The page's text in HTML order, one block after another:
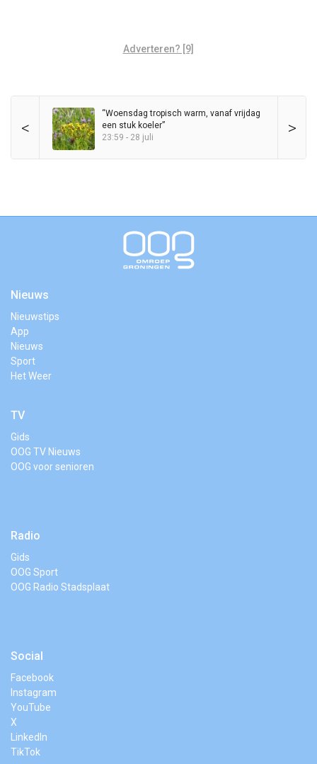
Adverteren? [9]
< >
“Woensdag tropisch warm, vanaf vrijdag
een stuk koeler”
23:59 - 28 juli
Nieuws
Nieuwstips
App
Nieuws
Sport
Het Weer
TV
Gids
OOG TV Nieuws
OOG voor senioren
Radio
Gids
OOG Sport
OOG Radio Stadsplaat
Social
Facebook
Instagram
YouTube
X
LinkedIn
TikTok